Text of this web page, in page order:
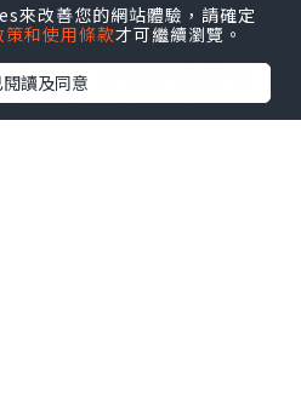
改善您的網站體驗，請確定
策和使用條款才可繼續瀏覽。
讀及同意